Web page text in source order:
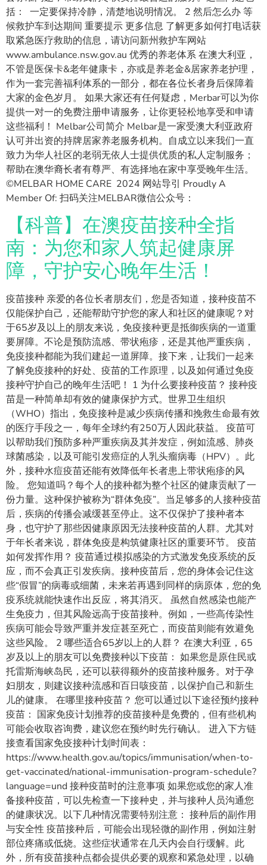
括： 一定要保持冷静，清楚地说明情况。 2 然后怎么办 等
候救护车到达期间 重要提示 更多信息 了解更多如何打电话获
取紧急医疗救助的信息，请访问新州救护车网站
www.ambulance.nsw.gov.au 优秀的养老体系 在澳大利亚，
不管是医保卡&老年健康卡，亦或是养老金&居家养老护理，
作为一套完善福利体系的一部分，都在各位长者身后保障着
大家的金色岁月。 如果大家还有任何疑虑，Merbar可以为你
提供一对一的免费注册申请服务，让你更轻松地享受和申请
这些福利！ Melbar公司简介 Melbar是一家受澳大利亚政府
认可并出资的持牌居家养老服务机构。自成立以来我们一直
致力为华人社区的老弱无依人士提供优质的私人定制服务；
帮助在澳华裔长者有尊严、有选择地在家中享受晚年生活。
©MELBAR HOME CARE 2024 网站导引 Proudly A
Member Of: 扫码关注MELBAR微信公众号：
【科普】在澳疫苗接种全指
南：为您和家人筑起健康屏
障，守护安心晚年生活！
疫苗接种 亲爱的各位长者朋友们，您是否知道，接种疫苗不
仅能保护自己，还能帮助守护您的家人和社区的健康呢？对
于65岁及以上的朋友来说，免疫接种更是抵御疾病的一道重
要屏障。不论是预防流感、带状疱疹，还是其他严重疾病，
免疫接种都能为我们建起一道屏障。接下来，让我们一起来
了解免疫接种的好处、疫苗的工作原理，以及如何通过免疫
接种守护自己的晚年生活吧！ 1 为什么要接种疫苗？ 接种疫
苗是一种简单却有效的健康保护方式。世界卫生组织
（WHO）指出，免疫接种是减少疾病传播和挽救生命最有效
的医疗手段之一，每年全球约有250万人因此获益。 疫苗可
以帮助我们预防多种严重疾病及其并发症，例如流感、肺炎
球菌感染，以及可能引发癌症的人乳头瘤病毒（HPV）。此
外，接种水痘疫苗还能有效降低年长者患上带状疱疹的风
险。 您知道吗？每个人的接种都为整个社区的健康贡献了一
份力量。这种保护被称为“群体免疫”。当足够多的人接种疫苗
后，疾病的传播会减缓甚至停止。这不仅保护了接种者本
身，也守护了那些因健康原因无法接种疫苗的人群。尤其对
于年长者来说，群体免疫是构筑健康社区的重要环节。 疫苗
如何发挥作用？ 疫苗通过模拟感染的方式激发免疫系统的反
应，而不会真正引发疾病。接种疫苗后，您的身体会记住这
些“假冒”的病毒或细菌，未来若再遇到同样的病原体，您的免
疫系统就能快速作出反应，将其消灭。 虽然自然感染也能产
生免疫力，但其风险远高于疫苗接种。例如，一些高传染性
疾病可能会导致严重并发症甚至死亡，而疫苗则能有效避免
这些风险。 2 哪些适合65岁以上的人群？ 在澳大利亚，65
岁及以上的朋友可以免费接种以下疫苗： 如果您是原住民或
托雷斯海峡岛民，还可以获得额外的疫苗接种服务。对于孕
妇朋友，则建议接种流感和百日咳疫苗，以保护自己和新生
儿的健康。 在哪里接种疫苗？ 您可以通过以下途径预约接种
疫苗： 国家免疫计划推荐的疫苗接种是免费的，但有些机构
可能会收取咨询费，建议您在预约时先行确认。 进入下方链
接查看国家免疫接种计划时间表：
https://www.health.gov.au/topics/immunisation/when-to-
get-vaccinated/national-immunisation-program-schedule?
language=und 接种疫苗时的注意事项 如果您或您的家人准
备接种疫苗，可以先检查一下接种史，并与接种人员沟通您
的健康状况。以下几种情况需要特别注意： 接种后的副作用
与安全性 疫苗接种后，可能会出现轻微的副作用，例如注射
部位疼痛或低烧。这些症状通常在几天内会自行缓解。此
外，所有疫苗接种点都会提供必要的观察和紧急处理，以确